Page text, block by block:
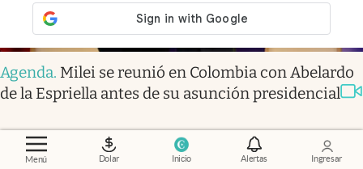
Menú Dolar Inicio Alertas Ingresar
Agenda. Milei se reunió en Colombia con Abelardo
de la Espriella antes de su asunción presidencial